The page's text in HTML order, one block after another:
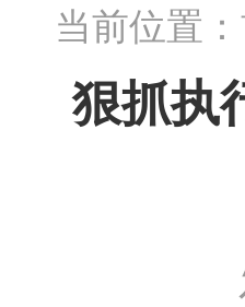
当前位置：
狠抓执